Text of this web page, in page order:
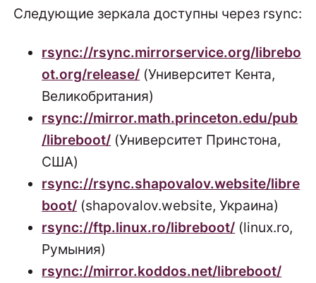
Следующие зеркала доступны через rsync:
rsync://rsync.mirrorservice.org/librebo
ot.org/release/ (Университет Кента,
Великобритания)
rsync://mirror.math.princeton.edu/pub
/libreboot/ (Университет Принстона,
США)
rsync://rsync.shapovalov.website/libre
boot/ (shapovalov.website, Украина)
rsync://ftp.linux.ro/libreboot/ (linux.ro,
Румыния)
rsync://mirror.koddos.net/libreboot/